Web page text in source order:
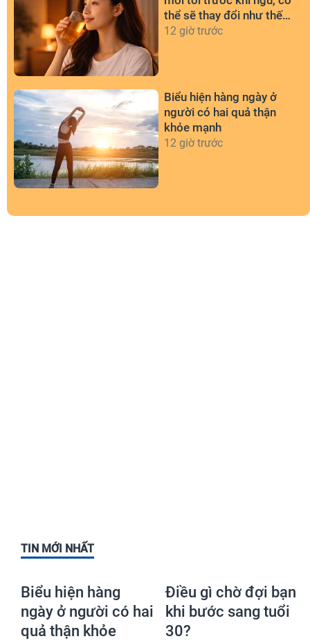
thể sẽ thay đổi như thế
nào?
12 giờ trước
Biểu hiện hàng ngày ở
người có hai quả thận
khỏe mạnh
12 giờ trước
TIN MỚI NHẤT
Biểu hiện hàng
ngày ở người có hai
quả thận khỏe
Điều gì chờ đợi bạn
khi bước sang tuổi
30?